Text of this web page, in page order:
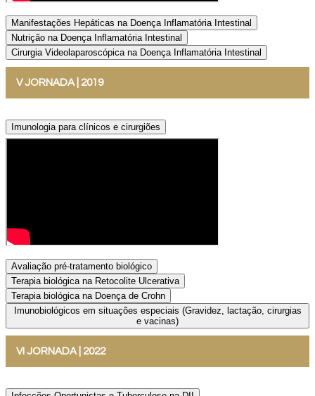
Manifestações Hepáticas na Doença Inflamatória Intestinal
Nutrição na Doença Inflamatória Intestinal
Cirurgia Videolaparoscópica na Doença Inflamatória Intestinal
V JORNADA | 2019
Imunologia para clínicos e cirurgiões
Avaliação pré-tratamento biológico
Terapia biológica na Retocolite Ulcerativa
Terapia biológica na Doença de Crohn
Imunobiológicos em situações especiais (Gravidez, lactação, cirurgias
e vacinas)
VI JORNADA | 2022